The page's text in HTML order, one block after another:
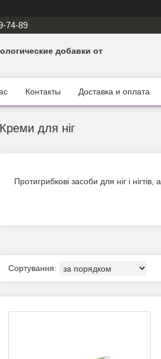
74-89
добавки от
Контакты Доставка и оплата
Креми для ніг
Протигрибкові засоби для ніг і